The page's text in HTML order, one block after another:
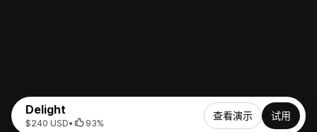
Delight
$240 USD• 93%
查看演示 试用